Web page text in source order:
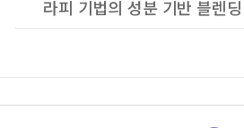
라피 기법의 성분 기반 블렌